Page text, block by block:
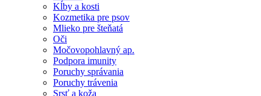
Kĺby a kosti
Kozmetika pre psov
Mlieko pre šteňatá
Oči
Močovopohlavný ap.
Podpora imunity
Poruchy správania
Poruchy trávenia
Srsť a koža